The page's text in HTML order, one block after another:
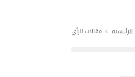
الرئيسية مقالات الرأي